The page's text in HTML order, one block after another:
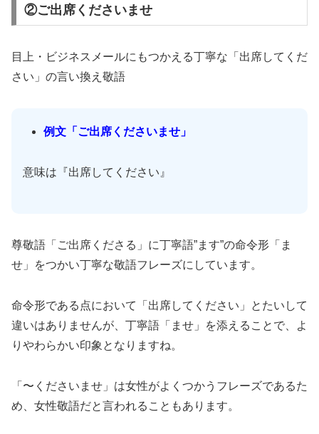
②ご出席くださいませ
目上・ビジネスメールにもつかえる丁寧な「出席してくだ
さい」の言い換え敬語
例文「ご出席くださいませ」
意味は『出席してください』
尊敬語「ご出席くださる」に丁寧語”ます”の命令形「ま
せ」をつかい丁寧な敬語フレーズにしています。
命令形である点において「出席してください」とたいして
違いはありませんが、丁寧語「ませ」を添えることで、よ
りやわらかい印象となりますね。
「〜くださいませ」は女性がよくつかうフレーズであるた
め、女性敬語だと言われることもあります。